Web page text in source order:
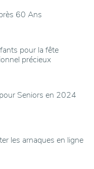
60 Ans
pour la fête
précieux
Seniors en 2024
les arnaques en ligne